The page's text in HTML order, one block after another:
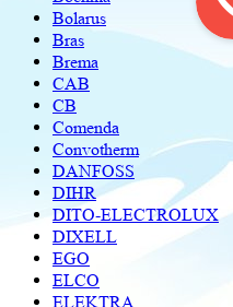
Bolarus
Bras
Brema
CAB
CB
Comenda
Convotherm
DANFOSS
DIHR
DITO-ELECTROLUX
DIXELL
EGO
ELCO
ELEKTRA